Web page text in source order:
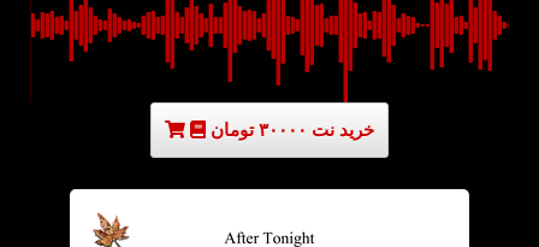
خرید نت ۳۰۰۰۰ تومان